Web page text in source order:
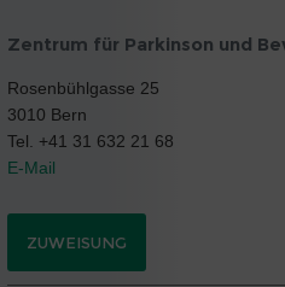
Zentrum für Parkinson und
Rosenbühlgasse 25
3010 Bern
Tel. +41 31 632 21 68
E-Mail
ZUWEISUNG